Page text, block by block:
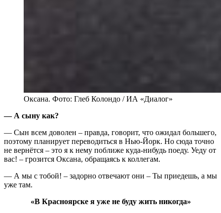
Оксана. Фото: Глеб Колондо / ИА «Диалог»
— А сыну как?
— Сын всем доволен – правда, говорит, что ожидал большего,
поэтому планирует переводиться в Нью-Йорк. Но сюда точно
не вернётся – это я к нему поближе куда-нибудь поеду. Уеду от
вас! – грозится Оксана, обращаясь к коллегам.
— А мы с тобой! – задорно отвечают они – Ты приедешь, а мы
уже там.
«В Красноярске я уже не буду жить никогда»